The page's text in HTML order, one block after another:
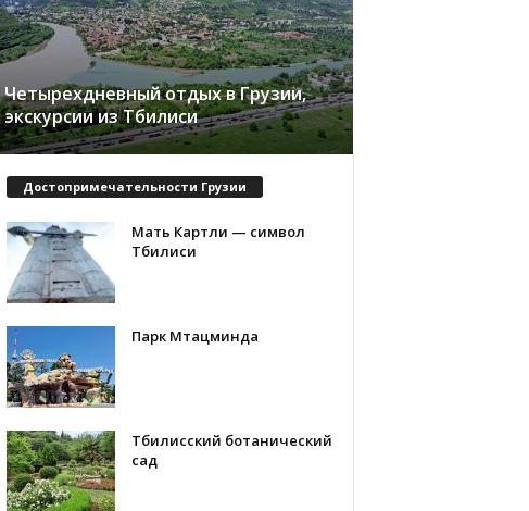
Четырехдневный отдых в Грузии,
экскурсии из Тбилиси
Достопримечательности Грузии
Мать Картли — символ
Тбилиси
Парк Мтацминда
Тбилисский ботанический
сад